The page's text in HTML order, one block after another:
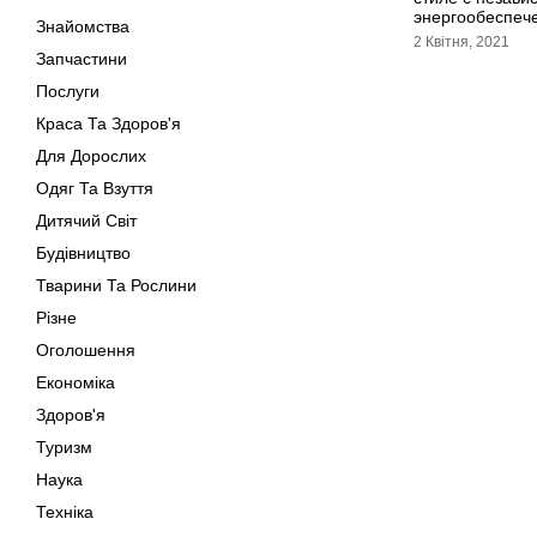
Знайомства
Запчастини
Послуги
Краса Та Здоров'я
Для Дорослих
Одяг Та Взуття
Дитячий Світ
Будівництво
Тварини Та Рослини
Різне
Оголошення
Економіка
Здоров'я
Туризм
Наука
Техніка
2 Квітня, 2021